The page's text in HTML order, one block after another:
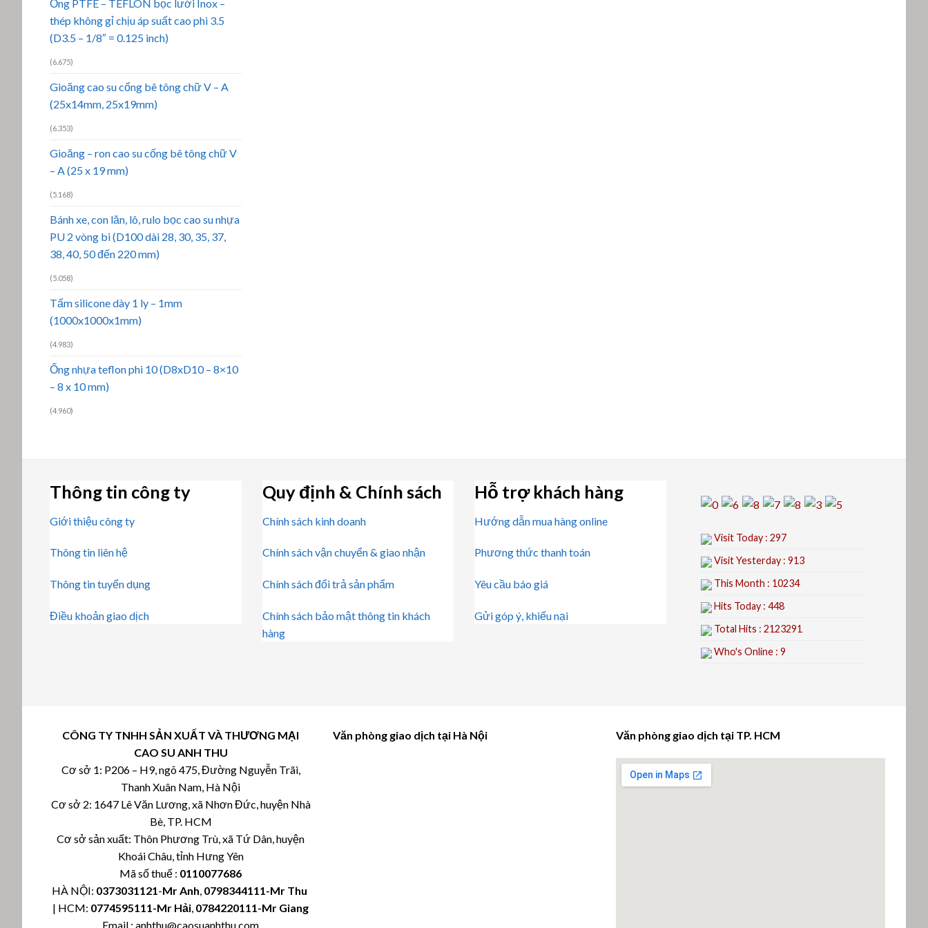
Ống PTFE – TEFLON bọc lưới Inox –
thép không gỉ chịu áp suất cao phi 3.5
(D3.5 – 1/8″ = 0.125 inch)
(6.675)
Gioăng cao su cống bê tông chữ V – A
(25x14mm, 25x19mm)
(6.353)
Gioăng – ron cao su cống bê tông chữ V
– A (25 x 19 mm)
(5.168)
Bánh xe, con lăn, lô, rulo bọc cao su nhựa
PU 2 vòng bi (D100 dài 28, 30, 35, 37,
38, 40, 50 đến 220 mm)
(5.058)
Tấm silicone dày 1 ly – 1mm
(1000x1000x1mm)
(4.983)
Ống nhựa teflon phi 10 (D8xD10 – 8×10
– 8 x 10 mm)
(4.960)
Thông tin công ty
Giới thiệu công ty
Thông tin liên hệ
Thông tin tuyển dụng
Điều khoản giao dịch
Quy định & Chính sách
Chính sách kinh doanh
Chính sách vận chuyển & giao nhận
Chính sách đổi trả sản phẩm
Chính sách bảo mật thông tin khách
hàng
Hỗ trợ khách hàng
Hướng dẫn mua hàng online
Phương thức thanh toán
Yêu cầu báo giá
Gửi góp ý, khiếu nại
Visit Today : 297
Visit Yesterday : 913
This Month : 10234
Hits Today : 448
Total Hits : 2123291
Who's Online : 9
CÔNG TY TNHH SẢN XUẤT VÀ THƯƠNG MẠI
CAO SU ANH THU
Cơ sở 1: P206 – H9, ngõ 475, Đường Nguyễn Trãi,
Thanh Xuân Nam, Hà Nội
Cơ sở 2: 1647 Lê Văn Lương, xã Nhơn Đức, huyện Nhà
Bè, TP. HCM
Cơ sở sản xuất: Thôn Phương Trù, xã Tứ Dân, huyện
Khoái Châu, tỉnh Hưng Yên
Mã số thuế : 0110077686
HÀ NỘI: 0373031121-Mr Anh, 0798344111-Mr Thu
| HCM: 0774595111-Mr Hải, 0784220111-Mr Giang
Email : anhthu@caosuanhthu.com
Văn phòng giao dịch tại Hà Nội Văn phòng giao dịch tại TP. HCM